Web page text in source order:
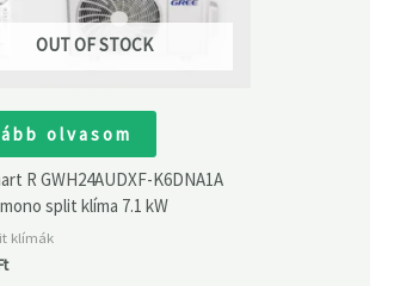
OUT OF STOCK
olvasom
R GWH24AUDXF-K6DNA1A
split klíma 7.1 kW
klímák